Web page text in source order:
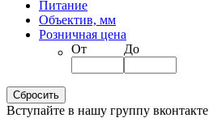
Питание
Объектив, мм
Розничная цена
От
До
Вступайте в нашу группу вконтакте